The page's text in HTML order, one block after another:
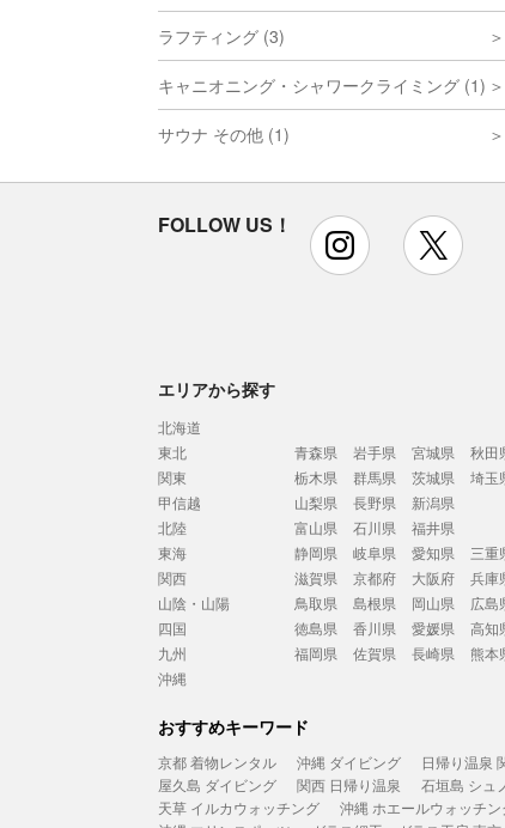
ラフティング (3)
キャニオニング・シャワークライミング (1)
サウナ その他 (1)
FOLLOW US！ instagram
エリアから探す
北海道
東北
青森県 岩手県 宮城県 秋田
関東
栃木県 群馬県 茨城県 埼玉
甲信越
山梨県 長野県
新潟県
北陸
富山県 石川県
福井県
東海
静岡県 岐阜県 愛知県
三重
関西
滋賀県 京都府 大阪府 兵庫
山陰・山陽
鳥取県 島根県 岡山県 広島
四国
徳島県 香川県 愛媛県
高知
九州
福岡県 佐賀県 長崎県 熊本
沖縄
おすすめキーワード
京都 着物レンタル 沖縄 ダイビング 日帰り温泉
屋久島 ダイビング
関西 日帰り温泉 石垣島 シュ
天草 イルカウォッチング
沖縄 ホエールウォッチン